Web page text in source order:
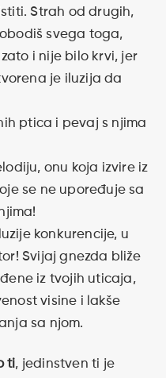
Strah od drugih,
svega toga,
i nije bilo krvi, jer
je iluzija da
ptica i pevaj s njima
onu koja izvire iz
se ne upoređuje sa
konkurencije, u
Svijaj gnezda bliže
iz tvojih uticaja,
visine i lakše
sa njom.
ti, jedinstven ti je